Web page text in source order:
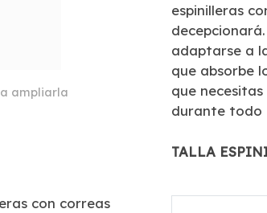
ampliarla
con correas
espinilleras
adaptarse a
que absorbe
que
durante todo
TALLA